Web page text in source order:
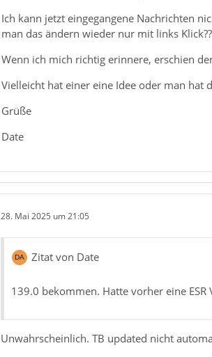
Ich kann jetzt eingegangene Nachrichten
man das ändern wieder nur mit links Klick??
Wenn ich mich richtig erinnere, erschien
Vielleicht hat einer eine Idee oder man hat
Grüße
Date
28. Mai 2025 um 21:05
Zitat von Date
139.0 bekommen. Hatte vorher eine ESR
Unwahrscheinlich. TB updated nicht